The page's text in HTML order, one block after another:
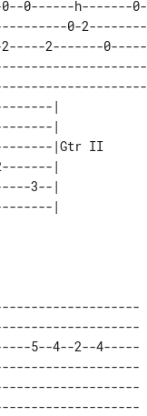
0------h-------0-
0-2--------
2-------0-----
|
|
|Gtr II
2-------|
3--|
5--4--2--4-----